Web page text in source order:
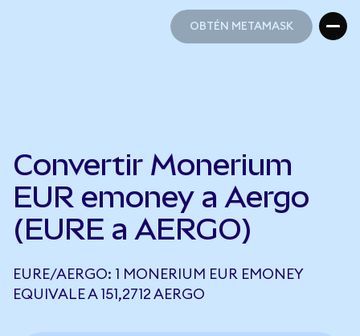
OBTÉN METAMASK
Convertir Monerium
EUR emoney a Aergo
(EURE a AERGO)
EURE/AERGO: 1 MONERIUM EUR EMONEY
EQUIVALE A 151,2712 AERGO